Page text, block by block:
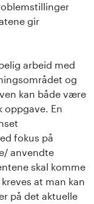
gir
arbeid med
og
kan både være
oppgave. En
fokus på
anvendte
skal komme
at man kan
på det aktuelle